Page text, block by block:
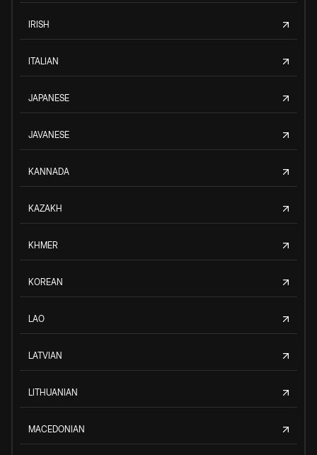
IRISH
ITALIAN
JAPANESE
JAVANESE
KANNADA
KAZAKH
KHMER
KOREAN
LAO
LATVIAN
LITHUANIAN
MACEDONIAN